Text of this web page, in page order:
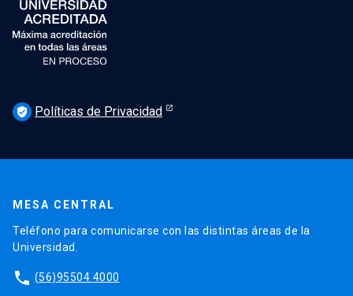
verified_user Políticas de Privacidad
MESA CENTRAL
Teléfono para comunicarse con las distintas áreas de la
Universidad.
phone (56)95504 4000